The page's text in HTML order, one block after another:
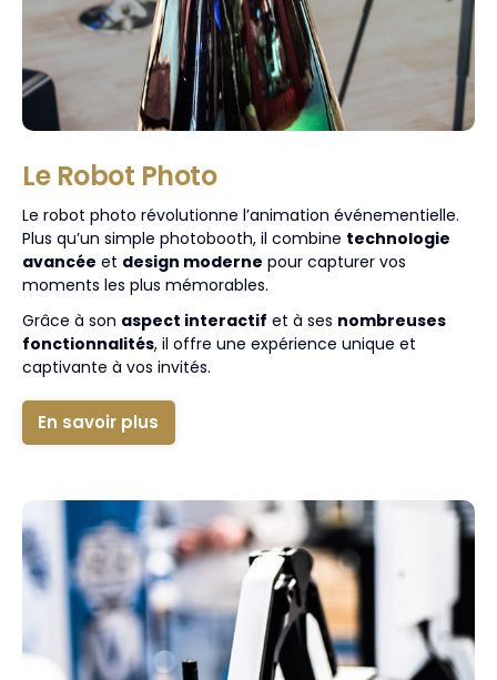
Le Robot Photo
Le robot photo révolutionne l’animation événementielle.
Plus qu’un simple photobooth, il combine technologie
avancée et design moderne pour capturer vos
moments les plus mémorables.
Grâce à son aspect interactif et à ses nombreuses
fonctionnalités, il offre une expérience unique et
captivante à vos invités.
En savoir plus